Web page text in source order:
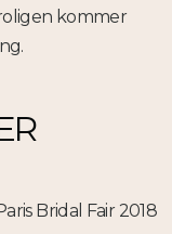
kommer
Bridal Fair 2018